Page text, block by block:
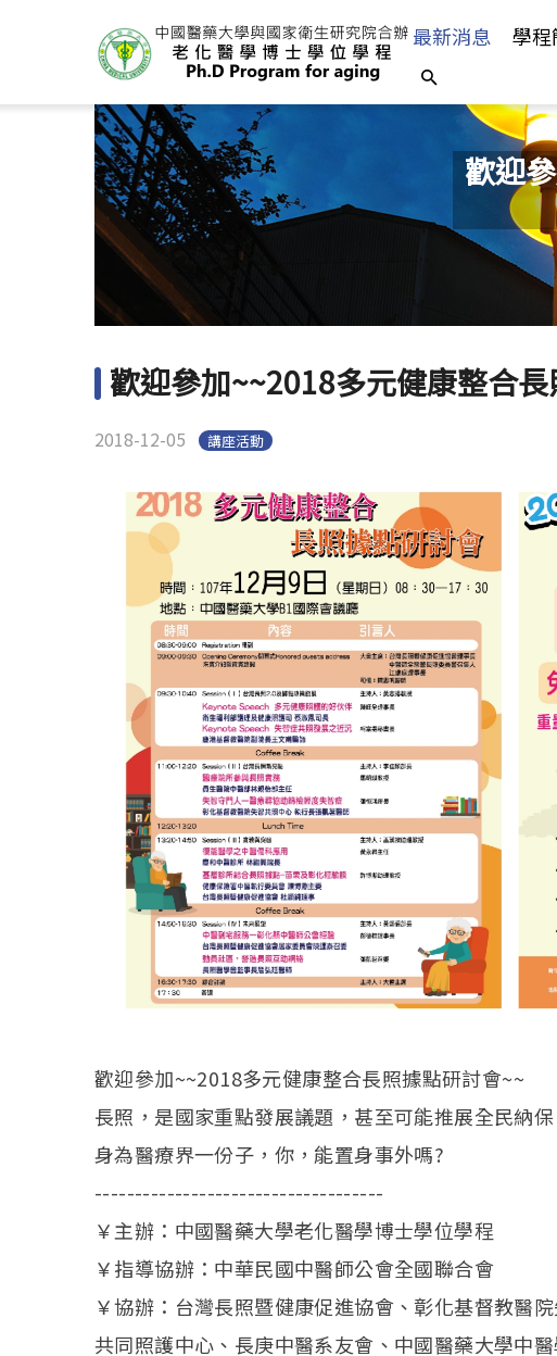
最新消息 學
歡迎
歡迎參加~~2018多元健康整合
2018-12-05 講座活動
歡迎參加~~2018多元健康整合長照據點研討會~~
長照，是國家重點發展議題，甚至可能推展全民納保
身為醫療界一份子，你，能置身事外嗎?
------------------------------------
￥主辦：中國醫藥大學老化醫學博士學位學程
￥指導協辦：中華民國中醫師公會全國聯合會
￥協辦：台灣長照暨健康促進協會、彰化基督教醫
共同照護中心、長庚中醫系友會、中國醫藥大學中